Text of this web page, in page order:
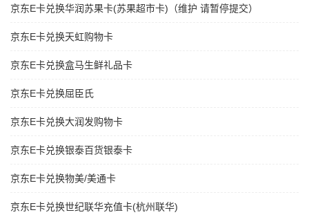
京东E卡兑换华润苏果卡(苏果超市卡)（维护 请暂停提交）
京东E卡兑换天虹购物卡
京东E卡兑换盒马生鲜礼品卡
京东E卡兑换屈臣氏
京东E卡兑换大润发购物卡
京东E卡兑换银泰百货银泰卡
京东E卡兑换物美/美通卡
京东E卡兑换世纪联华充值卡(杭州联华)